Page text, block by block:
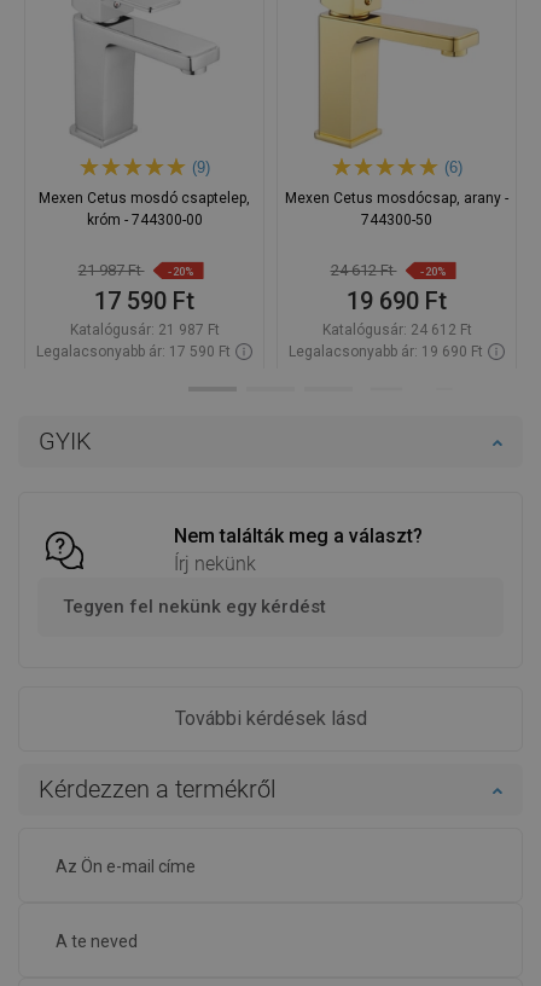
GYIK
Nem találták meg a választ?
Írj nekünk
Tegyen fel nekünk egy kérdést
További kérdések lásd
Kérdezzen a termékről
(9)
Mexen Cetus mosdó csaptelep,
króm - 744300-00
21 987 Ft -20%
17 590 Ft
Katalógusár: 21 987 Ft
Legalacsonyabb ár: 17 590 Ft
(6)
Mexen Cetus mosdócsap, arany -
744300-50
24 612 Ft -20%
19 690 Ft
Katalógusár: 24 612 Ft
Legalacsonyabb ár: 19 690 Ft